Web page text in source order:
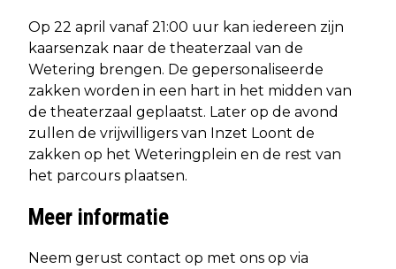
Op 22 april vanaf 21:00 uur kan iedereen zijn
kaarsenzak naar de theaterzaal van de
Wetering brengen. De gepersonaliseerde
zakken worden in een hart in het midden van
de theaterzaal geplaatst. Later op de avond
zullen de vrijwilligers van Inzet Loont de
zakken op het Weteringplein en de rest van
het parcours plaatsen.
Meer informatie
Neem gerust contact op met ons op via